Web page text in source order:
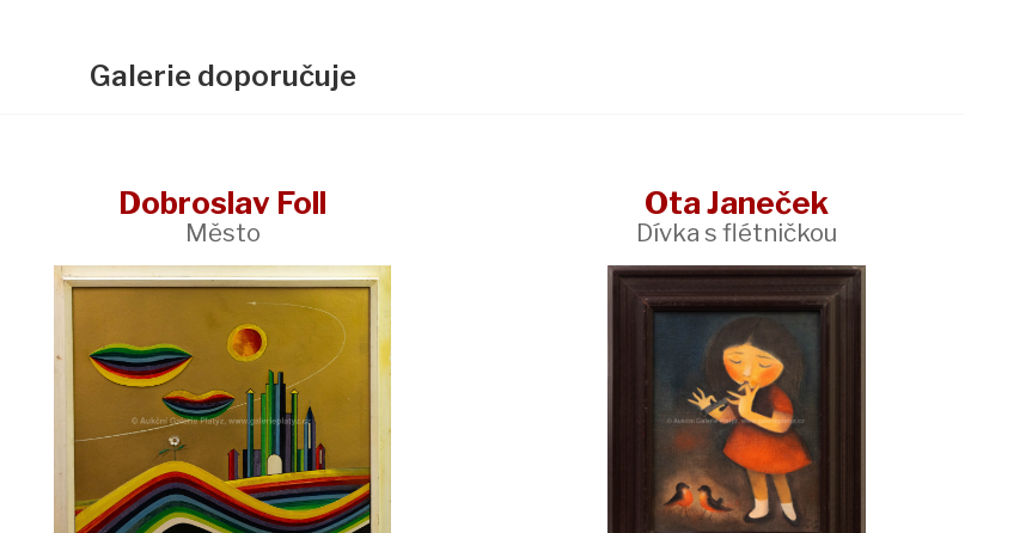
Galerie doporučuje
Dobroslav Foll
Město
Ota Janeček
Dívka s flétničkou